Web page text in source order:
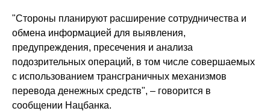
"Стороны планируют расширение сотрудничества и
обмена информацией для выявления,
предупреждения, пресечения и анализа
подозрительных операций, в том числе совершаемых
с использованием трансграничных механизмов
перевода денежных средств", – говорится в
сообщении Нацбанка.